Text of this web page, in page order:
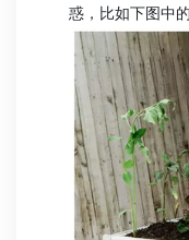
惑，比如下图中